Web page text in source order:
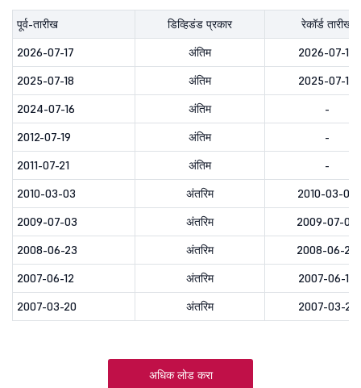
पूर्व-तारीख डिव्हिडंड प्रकार
रेकॉर्ड तारीख
2026-07-17
अंतिम
2026-07-17
2025-07-18
अंतिम
2025-07-18
2024-07-16
अंतिम
-
2012-07-19
अंतिम
-
2011-07-21
अंतिम
-
2010-03-03
अंतरिम
2010-03-04
2009-07-03
अंतरिम
2009-07-06
2008-06-23
अंतरिम
2008-06-24
2007-06-12
अंतरिम
2007-06-13
2007-03-20
अंतरिम 2007-03-21
अधिक लोड करा